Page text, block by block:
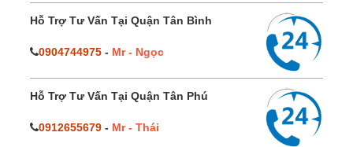
Hỗ Trợ Tư Vấn Tại Quận Tân Bình
0904744975 - Mr - Ngọc
Hỗ Trợ Tư Vấn Tại Quận Tân Phú
0912655679 - Mr - Thái